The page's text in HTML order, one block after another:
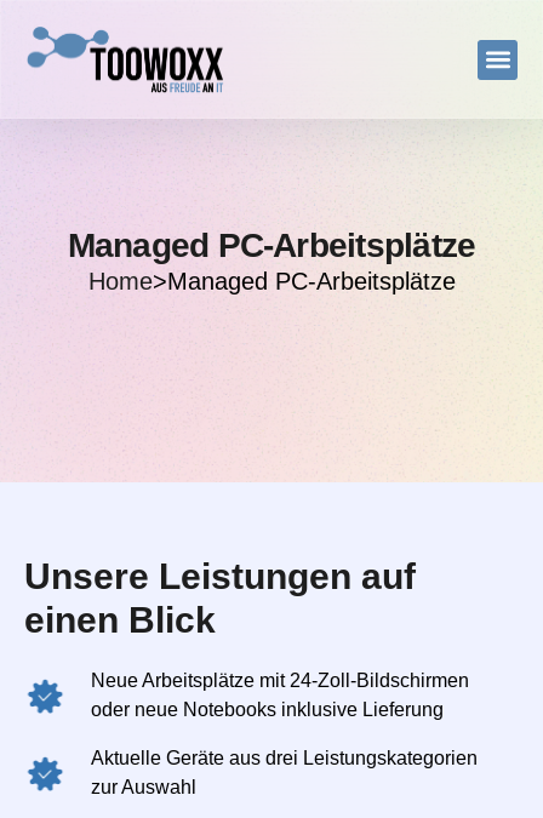
Managed PC-Arbeitsplätze
Home>Managed PC-Arbeitsplätze
Unsere Leistungen auf
einen Blick
Neue Arbeitsplätze mit 24-Zoll-Bildschirmen
oder neue Notebooks inklusive Lieferung
Aktuelle Geräte aus drei Leistungskategorien
zur Auswahl